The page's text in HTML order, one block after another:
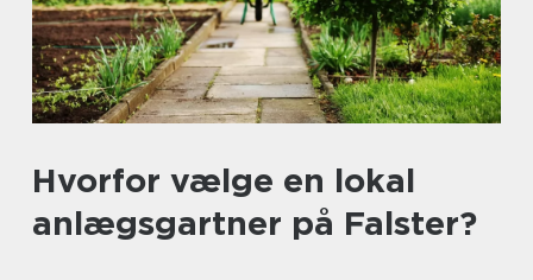
Hvorfor vælge en lokal
anlægsgartner på Falster?